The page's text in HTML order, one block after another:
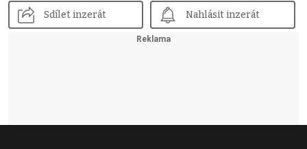
Sdílet inzerát Nahlásit inzerát